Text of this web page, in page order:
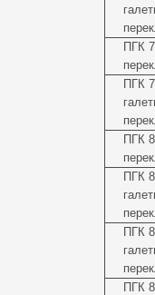
ПГК
ПГК
ПГК
ПГК
ПГК
ПГК